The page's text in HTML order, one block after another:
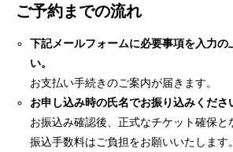
ご予約までの流れ
下記メールフォームに必要事項を⼊⼒の
い。
お⽀払い⼿続きのご案内が届きます。
お申し込み時の⽒名でお振り込みくださ
お振込み確認後、正式なチケット確保と
振込⼿数料はご負担をお願いいたします。